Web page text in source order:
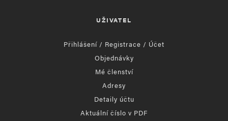
UŽIVATEL
Přihlášení / Registrace / Účet
Objednávky
Mé členství
Adresy
Detaily účtu
Aktuální číslo v PDF